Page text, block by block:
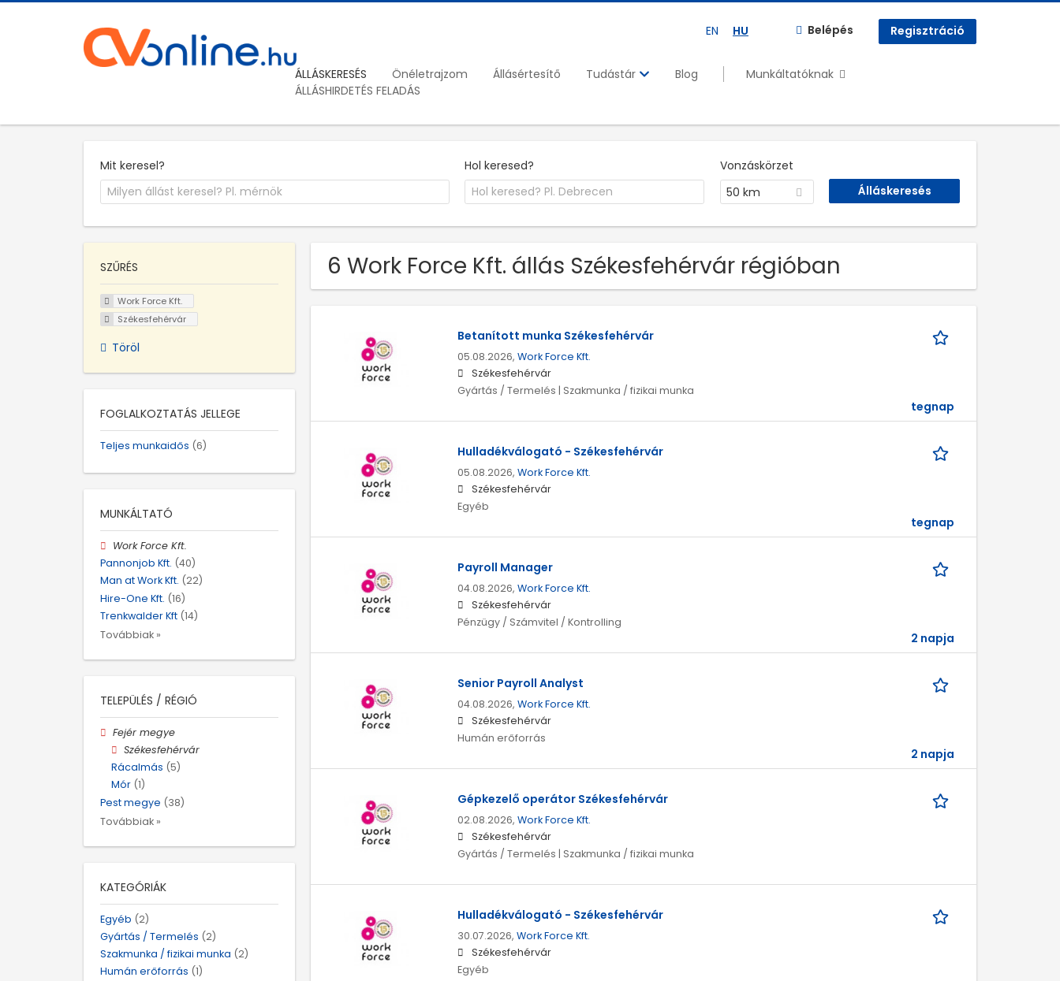
EN HU Belépés Regisztráció
ÁLLÁSKERESÉS Önéletrajzom Állásértesítő Tudástár Blog
Munkáltatóknak
ÁLLÁSHIRDETÉS FELADÁS
Mit keresel? Hol keresed?
Vonzáskörzet
50 km
6 Work Force Kft. állás Székesfehérvár régióban
Betanított munka Székesfehérvár
05.08.2026, Work Force Kft.
Székesfehérvár
Gyártás / Termelés | Szakmunka / fizikai munka
tegnap
Hulladékválogató - Székesfehérvár
05.08.2026, Work Force Kft.
Székesfehérvár
Egyéb
tegnap
Payroll Manager
04.08.2026, Work Force Kft.
Székesfehérvár
Pénzügy / Számvitel / Kontrolling
2 napja
Senior Payroll Analyst
04.08.2026, Work Force Kft.
Székesfehérvár
Humán erőforrás
2 napja
Gépkezelő operátor Székesfehérvár
02.08.2026, Work Force Kft.
Székesfehérvár
Gyártás / Termelés | Szakmunka / fizikai munka
Hulladékválogató - Székesfehérvár
30.07.2026, Work Force Kft.
Székesfehérvár
Egyéb
SZŰRÉS
Work Force Kft.
Székesfehérvár
Töröl
FOGLALKOZTATÁS JELLEGE
Teljes munkaidős (6)
MUNKÁLTATÓ
Work Force Kft.
Pannonjob Kft. (40)
Man at Work Kft. (22)
Hire-One Kft. (16)
Trenkwalder Kft (14)
Továbbiak »
TELEPÜLÉS / RÉGIÓ
Fejér megye
Székesfehérvár
Rácalmás (5)
Mór (1)
Pest megye (38)
Továbbiak »
KATEGÓRIÁK
Egyéb (2)
Gyártás / Termelés (2)
Szakmunka / fizikai munka (2)
Humán erőforrás (1)